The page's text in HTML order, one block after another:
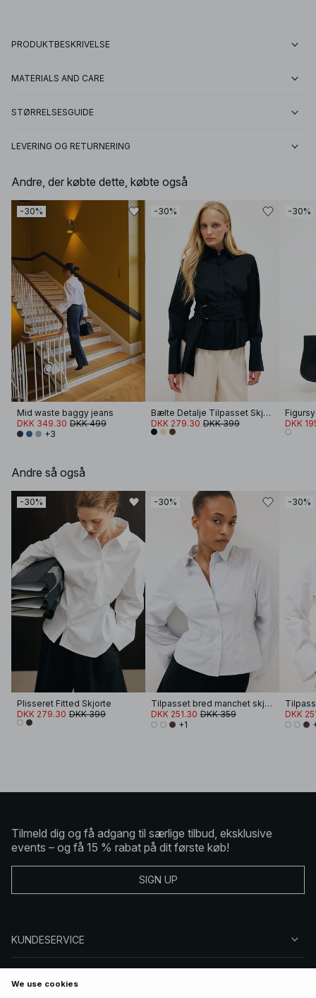
PRODUKTBESKRIVELSE
MATERIALS AND CARE
STØRRELSESGUIDE
LEVERING OG RETURNERING
Andre, der købte dette, købte også
-30%
Mid waste baggy jeans
DKK 349.30 DKK 499
+3
-30%
Bælte Detalje Tilpasset Skjorte
DKK 279.30 DKK 399
-30%
DKK
Andre så også
-30%
Plisseret Fitted Skjorte
DKK 279.30 DKK 399
-30%
Tilpasset bred manchet skjorte
DKK 251.30 DKK 359
+1
-30%
DKK
Tilmeld dig og få adgang til særlige tilbud, eksklusive
events – og få 15 % rabat på dit første køb!
SIGN UP
KUNDESERVICE